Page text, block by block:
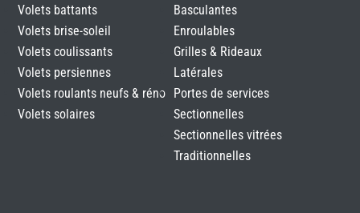
Volets battants
Volets brise-soleil
Volets coulissants
Volets persiennes
Volets roulants neufs & réno
Volets solaires
Basculantes
Enroulables
Grilles & Rideaux
Latérales
Portes de services
Sectionnelles
Sectionnelles vitrées
Traditionnelles